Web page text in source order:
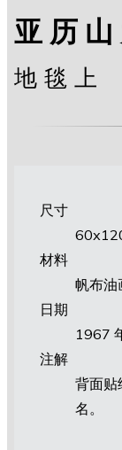
亚历
地毯上
尺寸
材料
帆布油
日期
1967
注解
背面贴
名。